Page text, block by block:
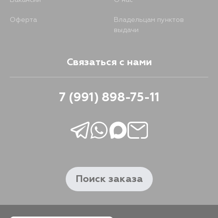
Оферта
Владельцам пунктов
выдачи
Связаться с нами
7 (991) 898-75-11
Поиск заказа